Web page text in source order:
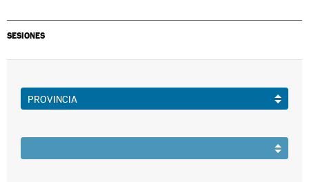
SESIONES